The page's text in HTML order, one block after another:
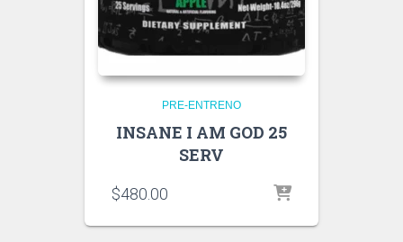
PRE-ENTRENO
INSANE I AM GOD 25
SERV
$480.00